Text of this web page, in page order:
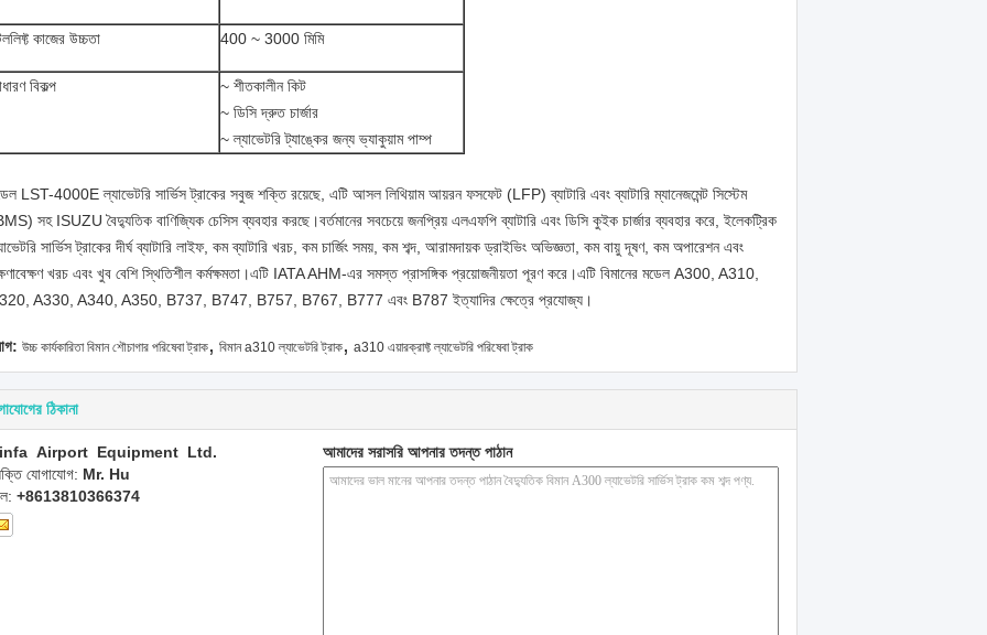
কাজের উচ্চতা 400 ~ 3000 মিমি
বিকল্প
~ শীতকালীন কিট
~ ডিসি দ্রুত চার্জার
~ ল্যাভেটরি ট্যাঙ্কের জন্য ভ্যাকুয়াম পাম্প
LST-4000E ল্যাভেটরি সার্ভিস ট্রাকের সবুজ শক্তি রয়েছে, এটি আসল লিথিয়াম আয়রন ফসফেট (LFP) ব্যাটারি এবং ব্যাটারি ম্যানেজমেন্ট সিস্টেম
সহ ISUZU বৈদ্যুতিক বাণিজ্যিক চেসিস ব্যবহার করছে।বর্তমানের সবচেয়ে জনপ্রিয় এলএফপি ব্যাটারি এবং ডিসি কুইক চার্জার ব্যবহার করে, ইলেকট্রিক
সার্ভিস ট্রাকের দীর্ঘ ব্যাটারি লাইফ, কম ব্যাটারি খরচ, কম চার্জিং সময়, কম শব্দ, আরামদায়ক ড্রাইভিং অভিজ্ঞতা, কম বায়ু দূষণ, কম অপারেশন এবং
খরচ এবং খুব বেশি স্থিতিশীল কর্মক্ষমতা।এটি IATA AHM-এর সমস্ত প্রাসঙ্গিক প্রয়োজনীয়তা পূরণ করে।এটি বিমানের মডেল A300, A310,
A330, A340, A350, B737, B747, B757, B767, B777 এবং B787 ইত্যাদির ক্ষেত্রে প্রযোজ্য।
উচ্চ কার্যকারিতা বিমান শৌচাগার পরিষেবা ট্রাক, বিমান a310 ল্যাভেটরি ট্রাক, a310 এয়ারক্রাফ্ট ল্যাভেটরি পরিষেবা ট্রাক
ঠিকানা
Airport Equipment Ltd.
যোগাযোগ: Mr. Hu
+8613810366374
আমাদের সরাসরি আপনার তদন্ত পাঠান